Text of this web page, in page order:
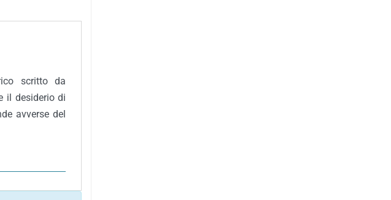
scritto da
il desiderio di
avverse del